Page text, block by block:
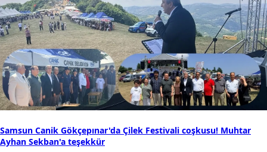
Samsun Canik Gökçepınar'da Çilek Festivali coşkusu! Muhtar
Ayhan Sekban'a teşekkür